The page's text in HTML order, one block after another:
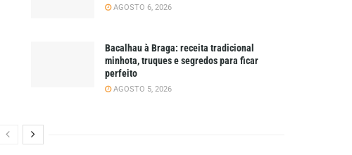
AGOSTO 6, 2026
Bacalhau à Braga: receita tradicional
minhota, truques e segredos para ficar
perfeito
AGOSTO 5, 2026